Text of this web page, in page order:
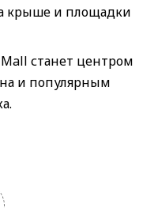
крыше и площадки
станет центром
и популярным